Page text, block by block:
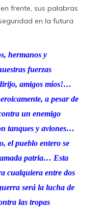
frente, sus palabras
en la futura
hermanos y
fuerzas
amigos míos!…
a pesar de
un enemigo
tanques y aviones…
el pueblo entero se
patria… Esta
cualquiera entre dos
será la lucha de
las tropas